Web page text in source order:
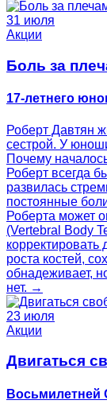
31 июля
Акции
Боль за
17-летнего
Роберт Давтян
сестрой. У
Почему
Роберт всегда
развилась
постоянные
Роберта может
(Vertebral Body
роста костей,
обнадеживает,
нет. →
23 июля
Акции
Двигаться
Восьмилетней